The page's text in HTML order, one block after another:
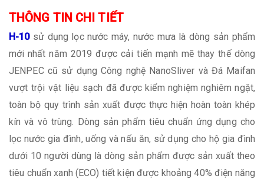
THÔNG TIN CHI TIẾT
H-10 sử dụng lọc nước máy, nước mưa là dòng sản phẩm
mới nhất năm 2019 được cải tiến mạnh mẽ thay thế dòng
JENPEC cũ sử dụng Công nghệ NanoSliver và Đá Maifan
vượt trội vật liệu sạch đã được kiểm nghiệm nghiêm ngặt,
toàn bộ quy trình sản xuất được thực hiện hoàn toàn khép
kín và vô trùng. Dòng sản phẩm tiêu chuẩn ứng dụng cho
lọc nước gia đình, uống và nấu ăn, sử dụng cho hộ gia đình
dưới 10 người dùng là dòng sản phẩm được sản xuất theo
tiêu chuẩn xanh (ECO) tiết kiện được khoảng 40% điện năng